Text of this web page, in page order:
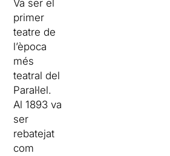
Va ser el
primer
teatre de
l’època
més
teatral del
Paral·lel.
Al 1893 va
ser
rebatejat
com